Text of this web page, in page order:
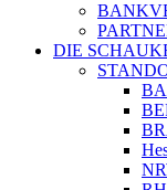
DIE